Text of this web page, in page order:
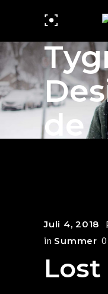
de
Juli 4, 2018
in Summer